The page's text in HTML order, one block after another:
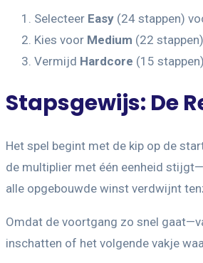
Selecteer Easy (24 stappen)
Kies voor Medium (22
Vermijd Hardcore (15
Stapsgewijs: De
Het spel begint met de kip op de
de multiplier met één eenheid
alle opgebouwde winst verdwijnt
Omdat de voortgang zo snel
inschatten of het volgende vakje